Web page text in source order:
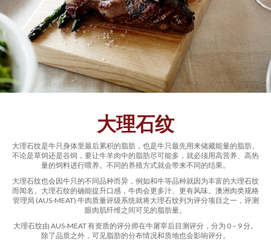
大理石纹
大理石纹是牛只身体里最后累积的脂肪，也是牛只最先用来储藏能量的脂肪。
不论是草饲还是谷饲，要让牛羊肉中的脂肪尽可能多，就必须用高营养、高热
量的饲料进行喂养。不同的养殖方式就会带来不同的结果。
大理石纹也会因牛只的不同品种而异，例如和牛等品种就因为丰富的大理石纹
而闻名。大理石纹的确能提升口感，牛肉会更多汁、更有风味。澳洲肉类规格
管理局 (AUS-MEAT) 牛肉质量评级系统就将大理石纹列为评分项目之一，评测
眼肉肌纤维之间可见的脂肪量。
大理石纹由 AUS-MEAT 有资质的评分师在牛屠宰后目测评分，分为 0 – 9 分。
除了品质之外，可见脂肪的分布情况和质地也会影响评分。